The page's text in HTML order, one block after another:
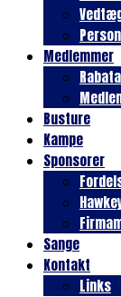
Medlemmer
Busture
Kampe
Sponsorer
Sange
Kontakt
Links